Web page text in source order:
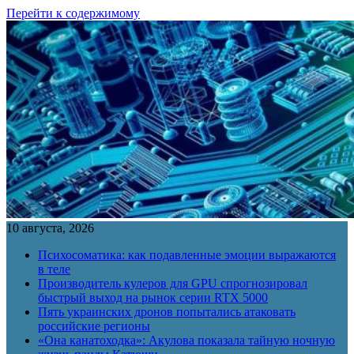
Перейти к содержимому
10 августа, 2026
Психосоматика: как подавленные эмоции выражаются
в теле
Производитель кулеров для GPU спрогнозировал
быстрый выход на рынок серии RTX 5000
Пять украинских дронов попытались атаковать
российские регионы
«Она канатоходка»: Акулова показала тайную ночную